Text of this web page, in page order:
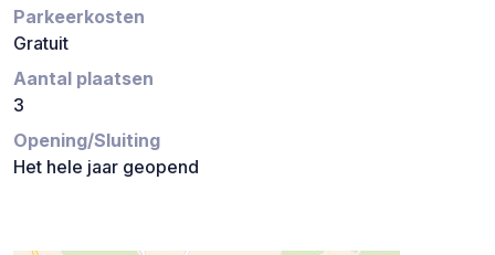
Parkeerkosten
Gratuit
Aantal plaatsen
3
Opening/Sluiting
Het hele jaar geopend